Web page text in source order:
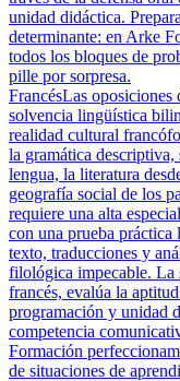
unidad didáctica.
determinante: en Arke
todos los bloques de
pille por sorpresa.
FrancésLas oposiciones
solvencia lingüística
realidad cultural
la gramática
lengua, la literatura
geografía social de los
requiere una alta
con una prueba
texto, traducciones y
filológica impecable. La
francés, evalúa la
programación y unidad
competencia
Formación
de situaciones de